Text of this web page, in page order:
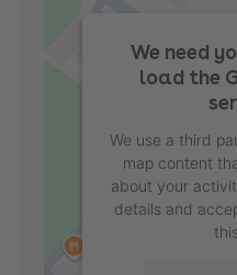
We need
load the
We use a third
map content
about your
details and